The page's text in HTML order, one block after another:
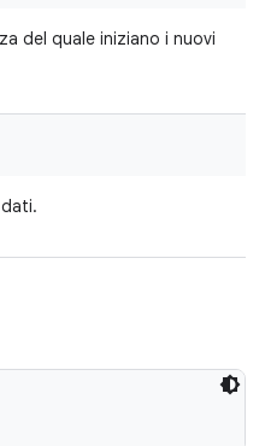
del quale iniziano i nuovi